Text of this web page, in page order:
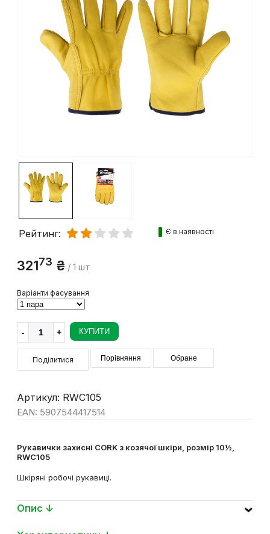
Рейтинг: Є в наявності
32173 ₴ / 1 шт
Варіанти фасування
КУПИТИ
Поділитися Порівняння Обране
Артикул: RWC105
EAN: 5907544417514
Рукавички захисні CORK з козячої шкіри, розмір 10½,
RWC105
Шкіряні робочі рукавиці.
Опис ↓